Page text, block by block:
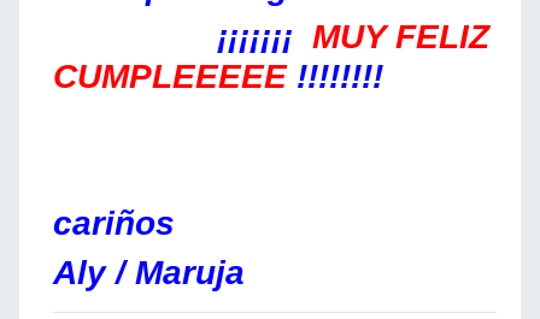
¡¡¡¡¡¡¡ MUY FELIZ
CUMPLEEEEE!!!!!!!!
cariños
Aly / Maruja